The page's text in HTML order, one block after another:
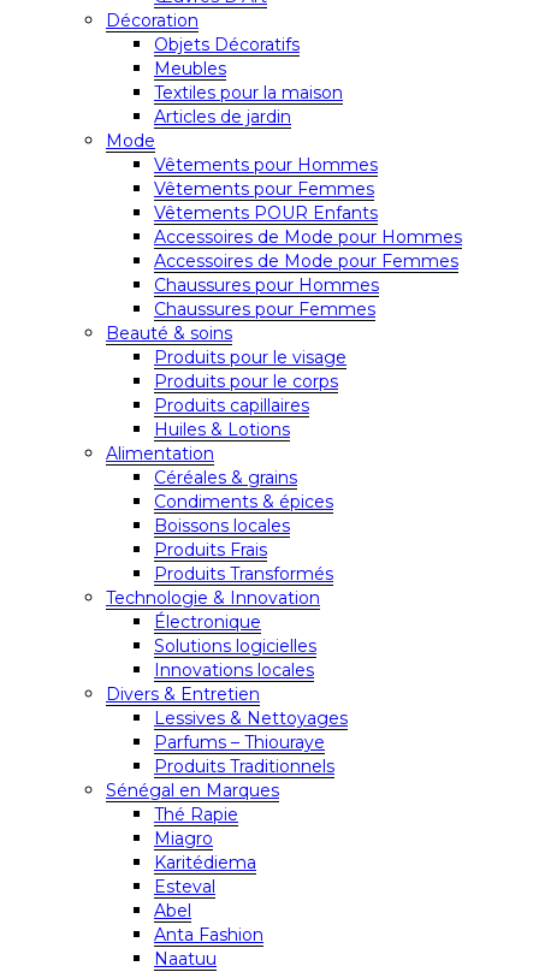
Décoration
Objets Décoratifs
Meubles
Textiles pour la maison
Articles de jardin
Mode
Vêtements pour Hommes
Vêtements pour Femmes
Vêtements POUR Enfants
Accessoires de Mode pour Hommes
Accessoires de Mode pour Femmes
Chaussures pour Hommes
Chaussures pour Femmes
Beauté & soins
Produits pour le visage
Produits pour le corps
Produits capillaires
Huiles & Lotions
Alimentation
Céréales & grains
Condiments & épices
Boissons locales
Produits Frais
Produits Transformés
Technologie & Innovation
Électronique
Solutions logicielles
Innovations locales
Divers & Entretien
Lessives & Nettoyages
Parfums – Thiouraye
Produits Traditionnels
Sénégal en Marques
Thé Rapie
Miagro
Karitédiema
Esteval
Abel
Anta Fashion
Naatuu